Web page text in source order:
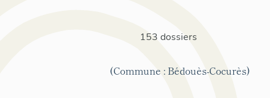
153 dossiers
(Commune : Bédouès-Cocurès)